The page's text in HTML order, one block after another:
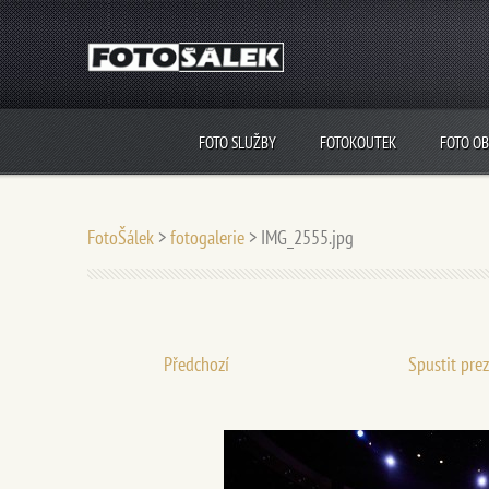
FOTO SLUŽBY FOTOKOUTEK FOTO
FotoŠálek >fotogalerie > IMG_2555.jpg
Předchozí Spustit